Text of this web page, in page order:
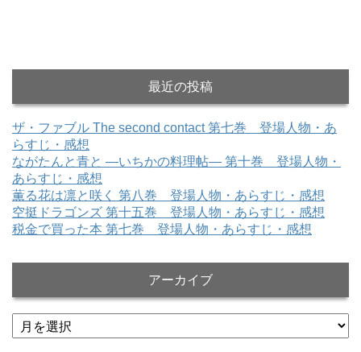
最近の投稿
ザ・ファブル The second contact 第七巻 登場人物・あ
らすじ・感想
ながたんと青と ―いちかの料理帖― 第十巻 登場人物・
あらすじ・感想
薫る花は凛と咲く 第八巻 登場人物・あらすじ・感想
空挺ドラゴンズ 第十五巻 登場人物・あらすじ・感想
税金で買った本 第七巻 登場人物・あらすじ・感想
アーカイブ
ア
ー